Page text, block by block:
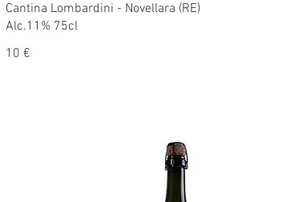
Cantina Lombardini - Novellara (RE)
Alc.11% 75cl
10 €